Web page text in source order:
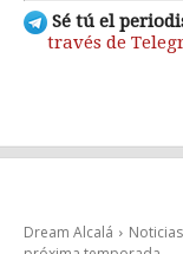
Sé tú el
través de